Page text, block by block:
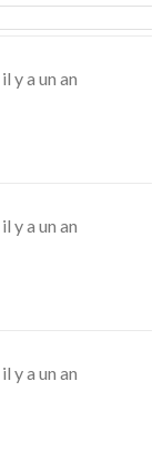
il y a un an
il y a un an
il y a un an